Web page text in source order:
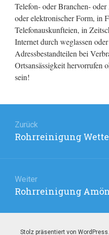
Telefon- oder Branchen-
oder elektronischer Form, in
Telefonauskunfteien, in
Internet durch weglassen
Adressbestandteilen bei
Ortsansässigkeit hervorrufen
sein!
Zurück
Vorheriger
Rohrreinigung
Weiter
Nächster
Rohrreinigung
Stolz präsentiert von WordPress